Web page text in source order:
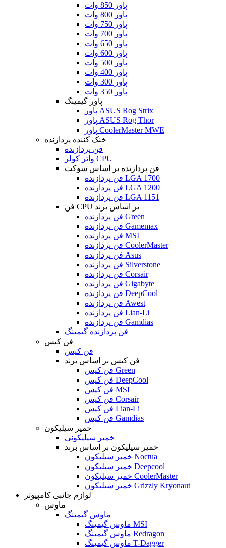
پاور 850 وات
پاور 800 وات
پاور 750 وات
پاور 700 وات
پاور 650 وات
پاور 600 وات
پاور 500 وات
پاور 400 وات
پاور 300 وات
پاور 350 وات
پاور گیمینگ
پاور ASUS Rog Strix
پاور ASUS Rog Thor
پاور CoolerMaster MWE
خنک کننده پردازنده
فن پردازنده
واتر کولر CPU
فن پردازنده بر اساس سوکت
فن پردازنده LGA 1700
فن پردازنده LGA 1200
فن پردازنده LGA 1151
فن CPU بر اساس برند
فن پردازنده Green
فن پردازنده Gamemax
فن پردازنده MSI
فن پردازنده CoolerMaster
فن پردازنده Asus
فن پردازنده Silverstone
فن پردازنده Corsair
فن پردازنده Gigabyte
فن پردازنده DeepCool
فن پردازنده Awest
فن پردازنده Lian-Li
فن پردازنده Gamdias
فن پردازنده گیمینگ
فن کیس
فن کیس
فن کیس بر اساس برند
فن کیس Green
فن کیس DeepCool
فن کیس MSI
فن کیس Corsair
فن کیس Lian-Li
فن کیس Gamdias
خمیر سیلیکون
خمیر سیلیکونی
خمیر سیلیکون بر اساس برند
خمیر سیلیکون Noctua
خمیر سیلیکون Deepcool
خمیر سیلیکون CoolerMaster
خمیر سیلیکون Grizzly Kryonaut
لوازم جانبی کامپیوتر
ماوس
ماوس گیمینگ
ماوس گیمینگ MSI
ماوس گیمینگ Redragon
ماوس گیمینگ T-Dagger